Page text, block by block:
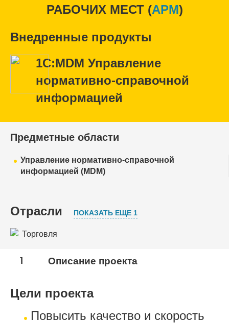
РАБОЧИХ МЕСТ (APM)
Внедренные продукты
1С:MDM Управление
нормативно-справочной
информацией
Предметные области
Управление нормативно-справочной
информацией (MDM)
Отрасли ПОКАЗАТЬ ЕЩЕ 1
Торговля
Дистрибьюция
1 Описание проекта
Цели проекта
Повысить качество и скорость